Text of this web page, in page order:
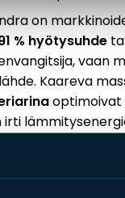
on
% hyötysuhde
vaan
Kaareva
optimoivat
irti
Lisäksi
ja